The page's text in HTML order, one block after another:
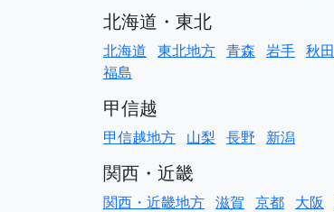
北海道・東北
北海道 東北地方 青森 岩手 秋田
福島
甲信越
甲信越地方 山梨 長野 新潟
関西・近畿
関西・近畿地方 滋賀 京都 大阪